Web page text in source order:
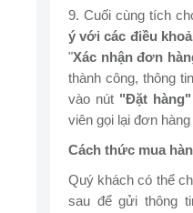
9. Cuối cùng tích
ý với các điều
"Xác nhận đơn
thành công, thông
vào nút "Đặt hàng"
viên gọi lại đơn
Cách thức mua
Quý khách có thể
sau để gửi thông